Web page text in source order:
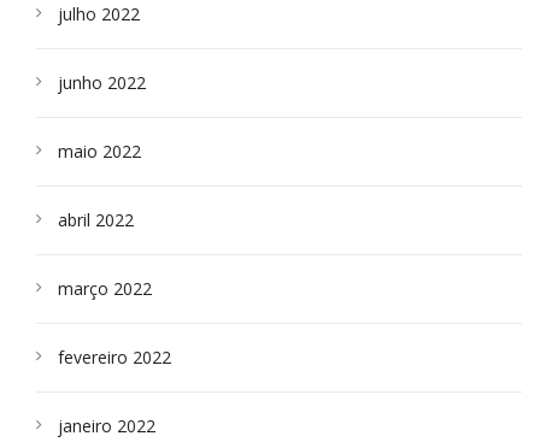
julho 2022
junho 2022
maio 2022
abril 2022
março 2022
fevereiro 2022
janeiro 2022